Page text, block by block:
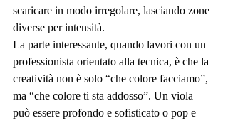
scaricare in modo irregolare, lasciando zone
diverse per intensità.
La parte interessante, quando lavori con un
professionista orientato alla tecnica, è che la
creatività non è solo “che colore facciamo”,
ma “che colore ti sta addosso”. Un viola
può essere profondo e sofisticato o pop e